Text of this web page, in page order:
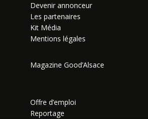
Devenir annonceur
Les partenaires
Kit Média
Mentions légales
Magazine Good’Alsace
Offre d’emploi
Reportage